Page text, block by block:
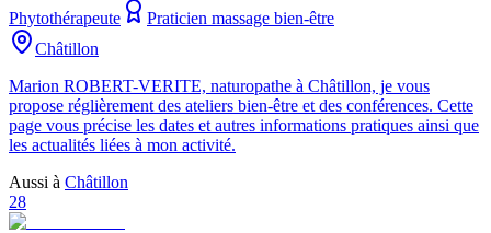
Phytothérapeute
Praticien massage bien-être
Châtillon
Marion ROBERT-VERITE, naturopathe à Châtillon, je vous
propose réglièrement des ateliers bien-être et des conférences. Cette
page vous précise les dates et autres informations pratiques ainsi que
les actualités liées à mon activité.
Aussi à Châtillon
28